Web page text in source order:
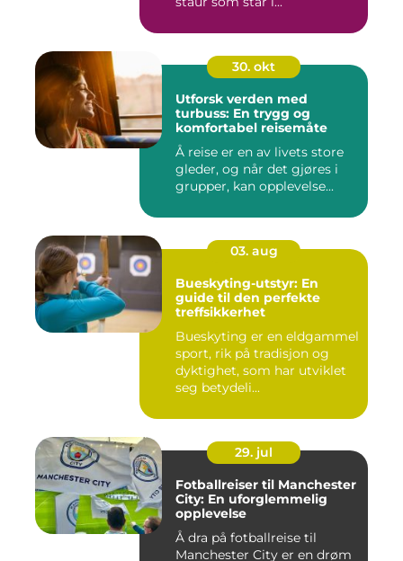
30. okt
Utforsk verden med
turbuss: En trygg og
komfortabel reisemåte
Å reise er en av livets store
gleder, og når det gjøres i
grupper, kan opplevelse...
03. aug
Bueskyting-utstyr: En
guide til den perfekte
treffsikkerhet
Bueskyting er en eldgammel
sport, rik på tradisjon og
dyktighet, som har utviklet
seg betydeli...
29. jul
Fotballreiser til Manchester
City: En uforglemmelig
opplevelse
Å dra på fotballreise til
Manchester City er en drøm